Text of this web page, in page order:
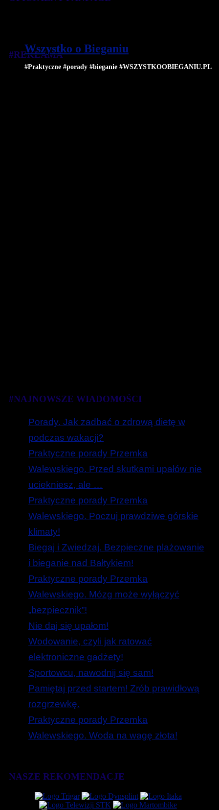
Wszystko o Bieganiu
#Praktyczne #porady #bieganie #WSZYSTKOOBIEGANIU.PL
#REKLAMA
#NAJNOWSZE WIADOMOŚCI
Porady. Jak zadbać o zdrową dietę w
podczas wakacji?
Praktyczne porady Przemka
Walewskiego. Przed skutkami upałów nie
uciekniesz, ale …
Praktyczne porady Przemka
Walewskiego. Poczuj prawdziwe górskie
klimaty!
Biegaj i Zwiedzaj. Bezpieczne plażowanie
i bieganie nad Bałtykiem!
Praktyczne porady Przemka
Walewskiego. Mózg może wyłączyć
„bezpiecznik”!
Nie daj się upałom!
Wodowanie, czyli jak ratować
elektroniczne gadżety!
Sportowcu, nawodnij się sam!
Pamiętaj przed startem! Zrób prawidłową
rozgrzewkę.
Praktyczne porady Przemka
Walewskiego. Woda na wagę złota!
NASZE REKOMENDACJE